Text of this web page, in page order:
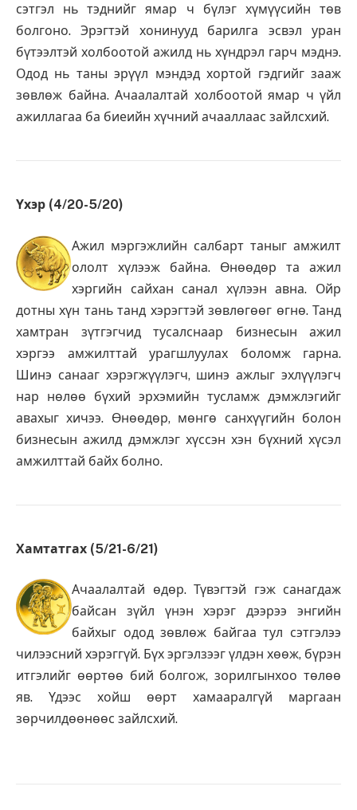
сэтгэл нь тэднийг ямар ч бүлэг хүмүүсийн төв
болгоно. Эрэгтэй хонинууд барилга эсвэл уран
бүтээлтэй холбоотой ажилд нь хүндрэл гарч мэднэ.
Одод нь таны эрүүл мэндэд хортой гэдгийг зааж
зөвлөж байна. Ачаалалтай холбоотой ямар ч үйл
ажиллагаа ба биеийн хүчний ачааллаас зайлсхий.
Үхэр (4/20-5/20)
Ажил мэргэжлийн салбарт таныг амжилт
ололт хүлээж байна. Өнөөдөр та ажил
хэргийн сайхан санал хүлээн авна. Ойр
дотны хүн тань танд хэрэгтэй зөвлөгөөг өгнө. Танд
хамтран зүтгэгчид тусалснаар бизнесын ажил
хэргээ амжилттай урагшлуулах боломж гарна.
Шинэ санааг хэрэгжүүлэгч, шинэ ажлыг эхлүүлэгч
нар нөлөө бүхий эрхэмийн тусламж дэмжлэгийг
авахыг хичээ. Өнөөдөр, мөнгө санхүүгийн болон
бизнесын ажилд дэмжлэг хүссэн хэн бүхний хүсэл
амжилттай байх болно.
Хамтатгах (5/21-6/21)
Ачаалалтай өдөр. Түвэгтэй гэж санагдаж
байсан зүйл үнэн хэрэг дээрээ энгийн
байхыг одод зөвлөж байгаа тул сэтгэлээ
чилээсний хэрэггүй. Бүх эргэлзээг үлдэн хөөж, бүрэн
итгэлийг өөртөө бий болгож, зорилгынхоо төлөө
яв. Үдээс хойш өөрт хамааралгүй маргаан
зөрчилдөөнөөс зайлсхий.